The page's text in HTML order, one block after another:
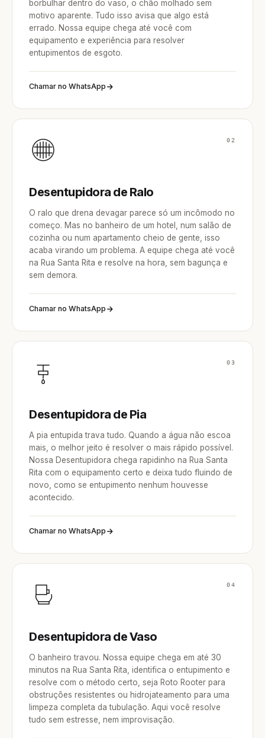
borbulhar dentro do vaso, o chão molhado sem
motivo aparente. Tudo isso avisa que algo está
errado. Nossa equipe chega até você com
equipamento e experiência para resolver
entupimentos de esgoto.
Chamar no WhatsApp
02
Desentupidora de Ralo
O ralo que drena devagar parece só um incômodo no
começo. Mas no banheiro de um hotel, num salão de
cozinha ou num apartamento cheio de gente, isso
acaba virando um problema. A equipe chega até você
na Rua Santa Rita e resolve na hora, sem bagunça e
sem demora.
Chamar no WhatsApp
03
Desentupidora de Pia
A pia entupida trava tudo. Quando a água não escoa
mais, o melhor jeito é resolver o mais rápido possível.
Nossa Desentupidora chega rapidinho na Rua Santa
Rita com o equipamento certo e deixa tudo fluindo de
novo, como se entupimento nenhum houvesse
acontecido.
Chamar no WhatsApp
04
Desentupidora de Vaso
O banheiro travou. Nossa equipe chega em até 30
minutos na Rua Santa Rita, identifica o entupimento e
resolve com o método certo, seja Roto Rooter para
obstruções resistentes ou hidrojateamento para uma
limpeza completa da tubulação. Aqui você resolve
tudo sem estresse, nem improvisação.